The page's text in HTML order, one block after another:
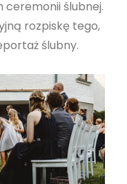
ceremonii ślubnej.
rozpiskę tego,
ślubny.